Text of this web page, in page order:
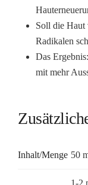
Soll die Haut
Radikalen
Das
mit mehr
Inhalt/Menge 50
1-2